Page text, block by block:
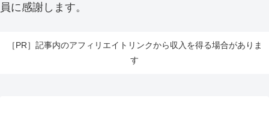
員に感謝します。
［PR］記事内のアフィリエイトリンクから収入を得る場合がありま
す